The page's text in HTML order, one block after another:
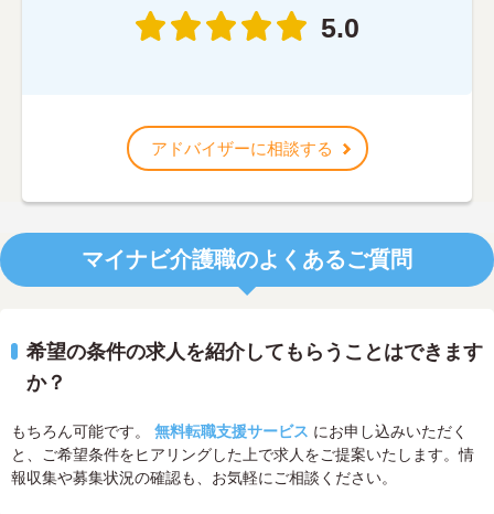
5.0
アドバイザーに相談する
マイナビ介護職のよくあるご質問
希望の条件の求人を紹介してもらうことはできます
か？
もちろん可能です。 無料転職支援サービス にお申し込みいただく
と、ご希望条件をヒアリングした上で求人をご提案いたします。情
報収集や募集状況の確認も、お気軽にご相談ください。